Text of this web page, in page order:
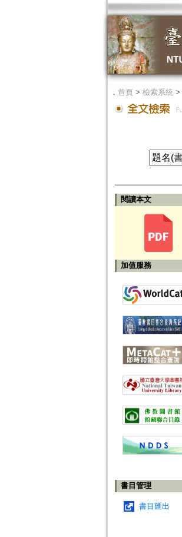
． 首頁> 檢索系統>
閱讀本文
加值服務
書目管理
書目匯出